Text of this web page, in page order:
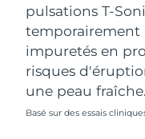
pulsations T-
temporairement
impuretés en
risques
une peau fraîche.
Basé sur des essais
Nouvelle-Zélande
Norvège
Oman